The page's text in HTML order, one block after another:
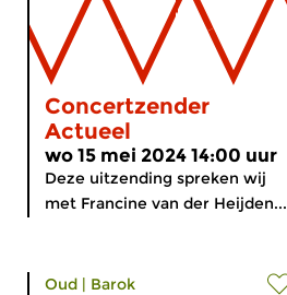
Concertzender
Actueel
wo 15 mei 2024 14:00 uur
Deze uitzending spreken wij
met Francine van der Heijden...
Oud | Barok